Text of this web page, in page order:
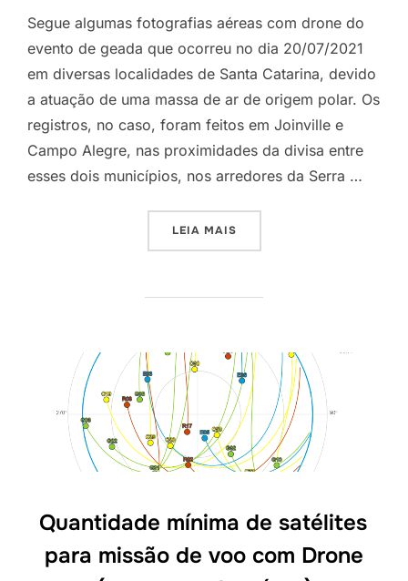
Segue algumas fotografias aéreas com drone do
evento de geada que ocorreu no dia 20/07/2021
em diversas localidades de Santa Catarina, devido
a atuação de uma massa de ar de origem polar. Os
registros, no caso, foram feitos em Joinville e
Campo Alegre, nas proximidades da divisa entre
esses dois municípios, nos arredores da Serra …
LEIA MAIS
Quantidade mínima de satélites
para missão de voo com Drone